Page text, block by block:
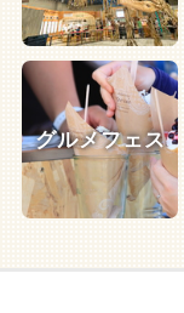
グルメフェス